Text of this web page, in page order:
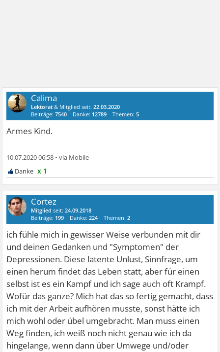
Calima
Lektorat & Mitglied seit:22.03.2020
Beiträge:7540 Danke: 12789 Themen:5
Armes Kind.
10.07.2020 06:58 •
x 1
Cortez
Mitglied seit:24.09.2018
Beiträge: 199 Danke:224 Themen:2
ich fühle mich in gewisser Weise verbunden mit dir
und deinen Gedanken und "Symptomen" der
Depressionen. Diese latente Unlust, Sinnfrage, um
einen herum findet das Leben statt, aber für einen
selbst ist es ein Kampf und ich sage auch oft Krampf.
Wofür das ganze? Mich hat das so fertig gemacht, dass
ich mit der Arbeit aufhören musste, sonst hätte ich
mich wohl oder übel umgebracht. Man muss einen
Weg finden, ich weiß noch nicht genau wie ich da
hingelange, wenn dann über Umwege und/oder